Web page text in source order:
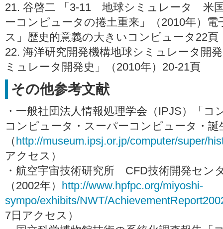
21. 谷啓二 「3-11 地球シミュレータ 米
ーコンピュータの捲土重来」（2010年）
ス」歴史的意義の大きいコンピュータ22頁
22. 海洋研究開発機構地球シミュレータ開
ミュレータ開発史」（2010年）20-21頁
その他参考文献
・一般社団法人情報処理学会（IPJS）「
コンピュータ・スーパーコンピュータ・誕
（http://museum.ipsj.or.jp/computer/super/
アクセス）
・航空宇宙技術研究所 CFD技術開発セン
（2002年） http://www.hpfpc.org/miyoshi-
sympo/exhibits/NWT/
7日アクセス）